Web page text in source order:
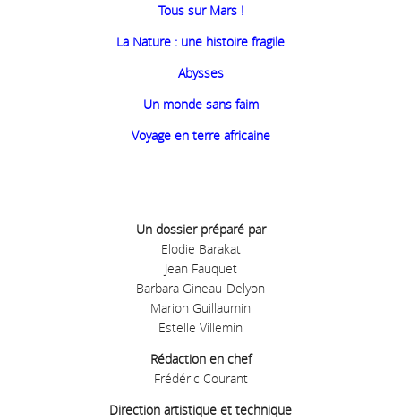
Tous sur Mars !
La Nature : une histoire fragile
Abysses
Un monde sans faim
Voyage en terre africaine
Un dossier préparé par
Elodie Barakat
Jean Fauquet
Barbara Gineau-Delyon
Marion Guillaumin
Estelle Villemin
Rédaction en chef
Frédéric Courant
Direction artistique et technique